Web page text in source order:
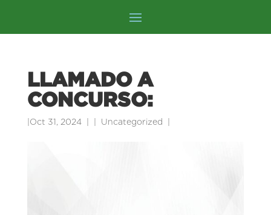
LLAMADO A
CONCURSO:
Oct 31, 2024 Uncategorized